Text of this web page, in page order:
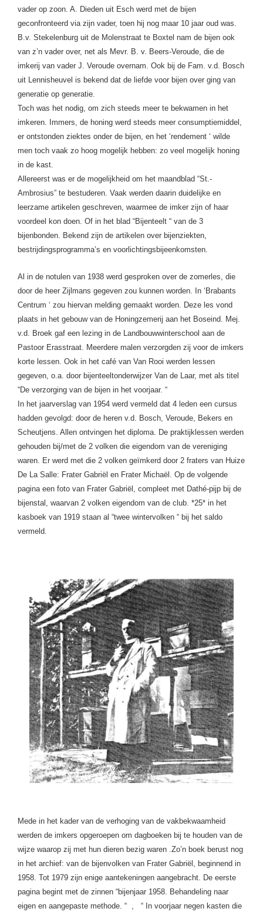
vader op zoon. A. Dieden uit Esch werd met de bijen
geconfronteerd via zijn vader, toen hij nog maar 10 jaar oud was.
B.v. Stekelenburg uit de Molenstraat te Boxtel nam de bijen ook
van z’n vader over, net als Mevr. B. v. Beers-Veroude, die de
imkerij van vader J. Veroude overnam. Ook bij de Fam. v.d. Bosch
uit Lennisheuvel is bekend dat de liefde voor bijen over ging van
generatie op generatie.
Toch was het nodig, om zich steeds meer te bekwamen in het
imkeren. Immers, de honing werd steeds meer consumptiemiddel,
er ontstonden ziektes onder de bijen, en het ‘rendement ‘ wilde
men toch vaak zo hoog mogelijk hebben: zo veel mogelijk honing
in de kast.
Allereerst was er de mogelijkheid om het maandblad “St.-
Ambrosius” te bestuderen. Vaak werden daarin duidelijke en
leerzame artikelen geschreven, waarmee de imker zijn of haar
voordeel kon doen. Of in het blad “Bijenteelt “ van de 3
bijenbonden. Bekend zijn de artikelen over bijenziekten,
bestrijdingsprogramma’s en voorlichtingsbijeenkomsten.
Al in de notulen van 1938 werd gesproken over de zomerles, die
door de heer Zijlmans gegeven zou kunnen worden. In ‘Brabants
Centrum ‘ zou hiervan melding gemaakt worden. Deze les vond
plaats in het gebouw van de Honingzemerij aan het Boseind. Mej.
v.d. Broek gaf een lezing in de Landbouwwinterschool aan de
Pastoor Erasstraat. Meerdere malen verzorgden zij voor de imkers
korte lessen. Ook in het café van Van Rooi werden lessen
gegeven, o.a. door bijenteeltonderwijzer Van de Laar, met als titel
“De verzorging van de bijen in het voorjaar. “
In het jaarverslag van 1954 werd vermeld dat 4 leden een cursus
hadden gevolgd: door de heren v.d. Bosch, Veroude, Bekers en
Scheutjens. Allen ontvingen het diploma. De praktijklessen werden
gehouden bij/met de 2 volken die eigendom van de vereniging
waren. Er werd met die 2 volken geïmkerd door 2 fraters van Huize
De La Salle: Frater Gabriël en Frater Michaël. Op de volgende
pagina een foto van Frater Gabriël, compleet met Dathé-pijp bij de
bijenstal, waarvan 2 volken eigendom van de club. *25* in het
kasboek van 1919 staan al “twee wintervolken “ bij het saldo
vermeld.
Mede in het kader van de verhoging van de vakbekwaamheid
werden de imkers opgeroepen om dagboeken bij te houden van de
wijze waarop zij met hun dieren bezig waren .Zo’n boek berust nog
in het archief: van de bijenvolken van Frater Gabrië l, beginnend in
1958. Tot 1979 zijn enige aantekeningen aangebracht. De eerste
pagina begint met de zinnen “bijenjaar 1958. Behandeling naar
eigen en aangepaste methode. “ , “ In voorjaar negen kasten die